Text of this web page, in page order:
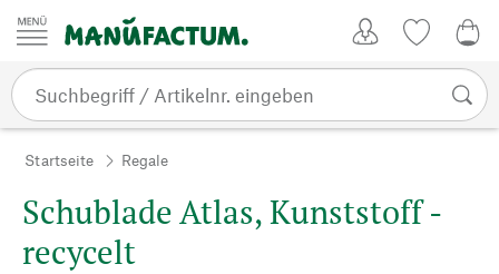
Zum Inhalt springen
Startseite Regale
Schublade Atlas, Kunststoff -
recycelt